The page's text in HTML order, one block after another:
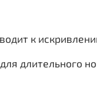
к
длительного